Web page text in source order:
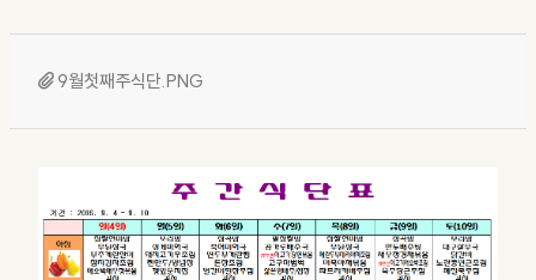
9월첫째주식단.PNG